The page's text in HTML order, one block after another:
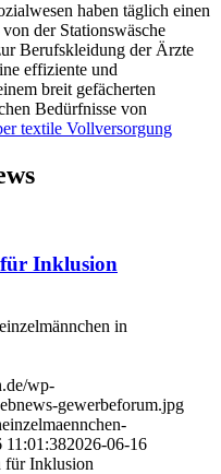
haben täglich einen
der Stationswäsche
Berufskleidung der Ärzte
effiziente und
breit gefächerten
Bedürfnisse von
textile Vollversorgung
für Inklusion
in
wp-
gewerbeforum.jpg
11:01:382026-06-16
für Inklusion